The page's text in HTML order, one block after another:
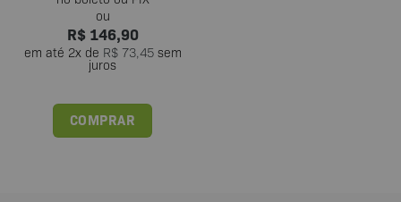
R$146,90
em até 2x de R$73,45sem
juros
COMPRAR